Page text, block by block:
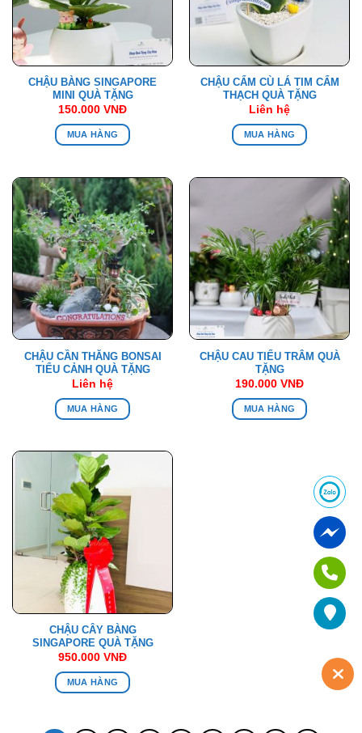
CHẬU BÀNG SINGAPORE
MINI QUÀ TẶNG
150.000 VNĐ
MUA HÀNG
CHẬU CẨM CÙ LÁ TIM CẨM
THẠCH QUÀ TẶNG
Liên hệ
MUA HÀNG
CHẬU CẦN THĂNG BONSAI
TIỂU CẢNH QUÀ TẶNG
Liên hệ
MUA HÀNG
CHẬU CAU TIỂU TRÂM QUÀ
TẶNG
190.000 VNĐ
MUA HÀNG
CHẬU CÂY BÀNG
SINGAPORE QUÀ TẶNG
950.000 VNĐ
MUA HÀNG